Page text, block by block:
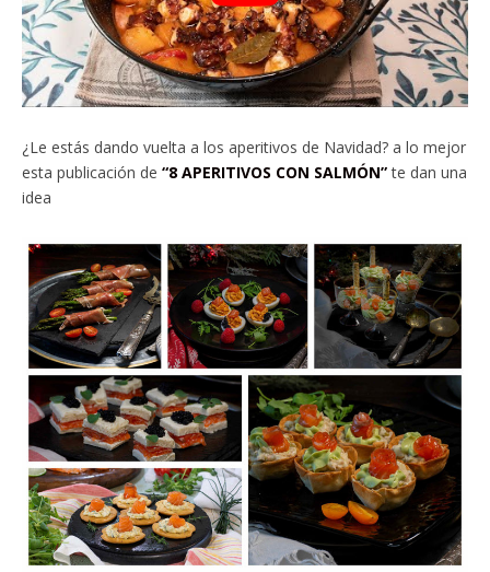
¿Le estás dando vuelta a los aperitivos de Navidad? a lo mejor
esta publicación de “8 APERITIVOS CON SALMÓN”te dan una
idea